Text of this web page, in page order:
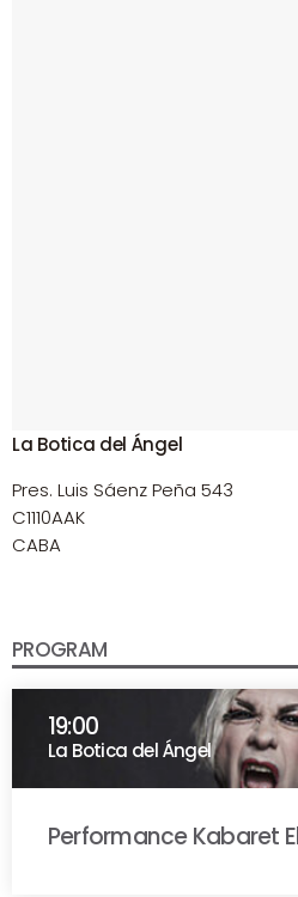
La Botica del Ángel
Pres. Luis Sáenz Peña 543
C1110AAK
CABA
PROGRAM
19:00
La Botica del Ángel
Performance Kabaret